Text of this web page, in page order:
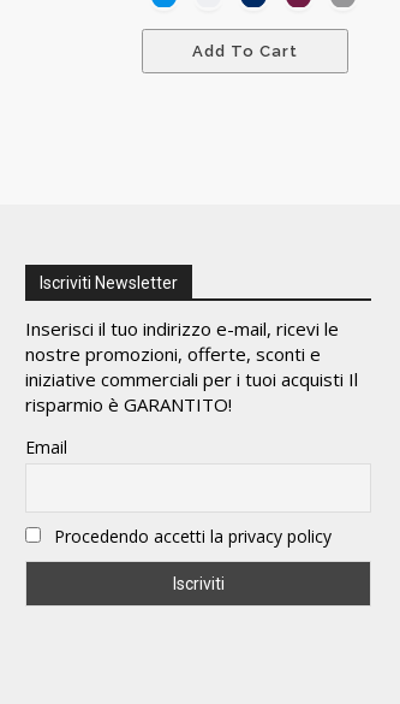
Add To Cart
Iscriviti Newsletter
Inserisci il tuo indirizzo e-mail, ricevi le
nostre promozioni, offerte, sconti e
iniziative commerciali per i tuoi acquisti Il
risparmio è GARANTITO!
Email
Procedendo accetti la privacy policy